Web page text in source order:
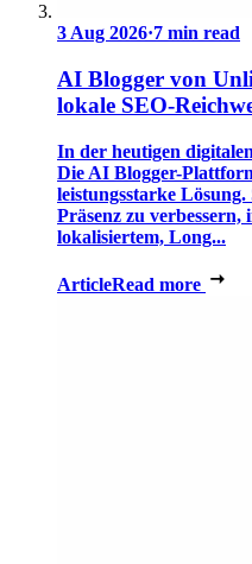
3 Aug 2026·7 min read
AI Blogger von
lokale SEO-
In der heutigen
Die AI Blogger-
leistungsstarke
Präsenz zu verbessern,
lokalisiertem, Long...
ArticleRead more